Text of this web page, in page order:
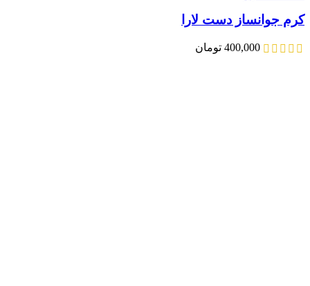
کرم جوانساز دست لارا
400,000 تومان